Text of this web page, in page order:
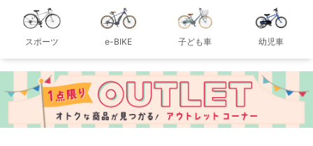
スポーツ e-BIKE 子ども車 幼児車